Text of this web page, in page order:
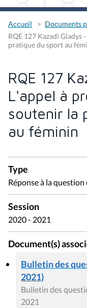
Accueil
Documents
RQE 127 Kazadi Gladys
pratique du sport au
RQE 127
L'appel à
soutenir la
au féminin
Type
Réponse à la question
Session
2020 - 2021
Document(s)
Bulletin des
2021)
Bulletin des
2021